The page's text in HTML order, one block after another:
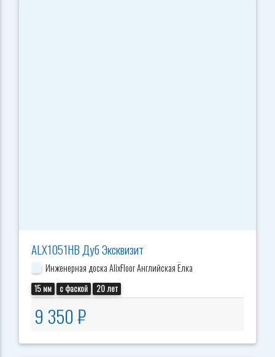
ALX1051HB Дуб Эксквизит
Инженерная доска AlixFloor Английская Ёлка
15 мм с фаской 20 лет
9 350 ₽